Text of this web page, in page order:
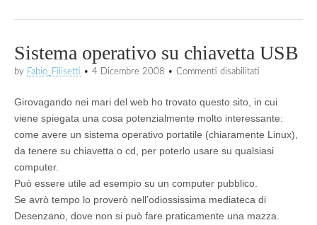
Sistema operativo su chiavetta USB
by Fabio_Filisetti • 4 Dicembre 2008 • Commenti disabilitati
su
chiavetta
Girovagando nei mari del web ho trovato questo sito, in cui
viene spiegata una cosa potenzialmente molto interessante:
come avere un sistema operativo portatile (chiaramente Linux),
da tenere su chiavetta o cd, per poterlo usare su qualsiasi
computer.
Può essere utile ad esempio su un computer pubblico.
Se avrò tempo lo proverò nell’odiossissima mediateca di
Desenzano, dove non si può fare praticamente una mazza.